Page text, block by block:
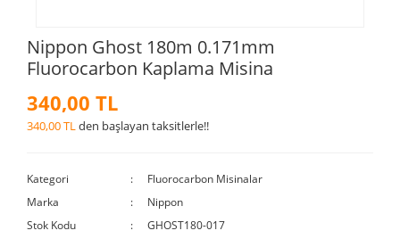
Nippon Ghost 180m 0.171mm
Fluorocarbon Kaplama Misina
340,00 TL
340,00 TLden başlayan taksitlerle!!
Kategori
Fluorocarbon Misinalar
Marka
Nippon
Stok Kodu
GHOST180-017